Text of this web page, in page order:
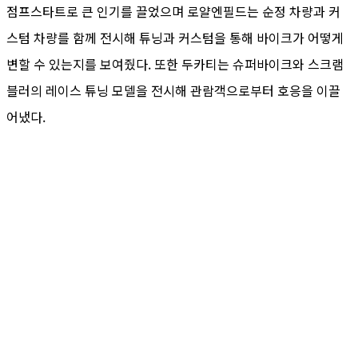
점프스타트로 큰 인기를 끌었으며 로얄엔필드는 순정 차량과 커
스텀 차량를 함께 전시해 튜닝과 커스텀을 통해 바이크가 어떻게
변할 수 있는지를 보여줬다. 또한 두카티는 슈퍼바이크와 스크램
블러의 레이스 튜닝 모델을 전시해 관람객으로부터 호응을 이끌
어냈다.